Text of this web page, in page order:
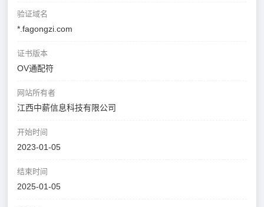
验证域名
*.fagongzi.com
证书版本
OV通配符
网站所有者
江西中薪信息科技有限公司
开始时间
2023-01-05
结束时间
2025-01-05